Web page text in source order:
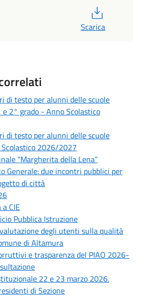
Scarica
di testo per alunni delle scuole
2° grado - Anno Scolastico
di testo per alunni delle scuole
2026/2027
“Margherita della Lena”
Generale: due incontri pubblici per
di città
a CIE
Pubblica Istruzione
degli utenti sulla qualità
di Altamura
e trasparenza del PIAO 2026-
22 e 23 marzo 2026.
di Sezione